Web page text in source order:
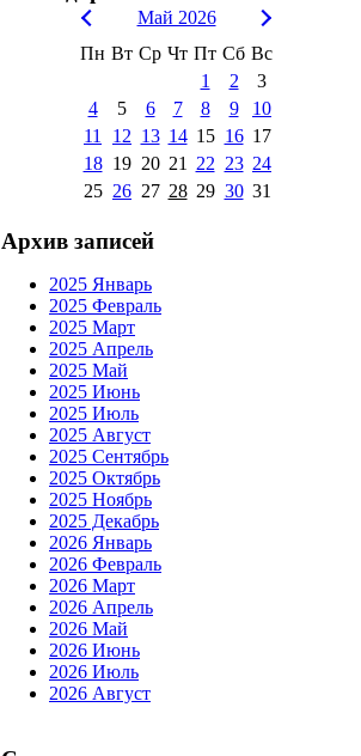
Май 2026
Пн Вт Ср Чт Пт Сб Вс
1
2
3
4
5 6 7 8 9
10
11
12 13 14 15 16 17
18 19 20 21 22 23 24
25 26 27 28 29 30 31
Архив записей
2025 Январь
2025 Февраль
2025 Март
2025 Апрель
2025 Май
2025 Июнь
2025 Июль
2025 Август
2025 Сентябрь
2025 Октябрь
2025 Ноябрь
2025 Декабрь
2026 Январь
2026 Февраль
2026 Март
2026 Апрель
2026 Май
2026 Июнь
2026 Июль
2026 Август